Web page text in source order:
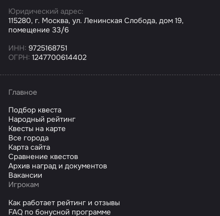
Юридический адрес:
115280, г. Москва, ул. Ленинская Слобода, дом 19,
помещение 33/6
ИНН: 9725168751
ОГРН: 1247700614402
Главное
Подбор квеста
Народный рейтинг
Квесты на карте
Все города
Карта сайта
Сравнение квестов
Архив наград и документов
Вакансии
Игрокам
Как работает рейтинг и отзывы
FAQ по бонусной программе